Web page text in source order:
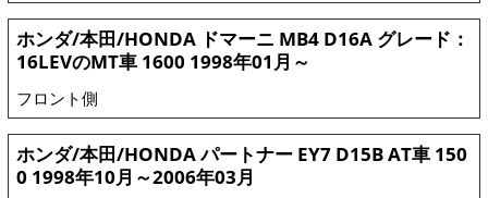
ホンダ/本田/HONDA ドマーニ MB4 D16A グレード：
16LEVのMT車 1600 1998年01月～
フロント側
ホンダ/本田/HONDA パートナー EY7 D15B AT車 150
0 1998年10月～2006年03月